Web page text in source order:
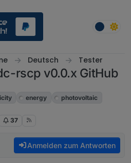
Deutsch Tester
rscp v0.0.x GitHub
energy
photovoltaic
37
Anmelden zum Antworten